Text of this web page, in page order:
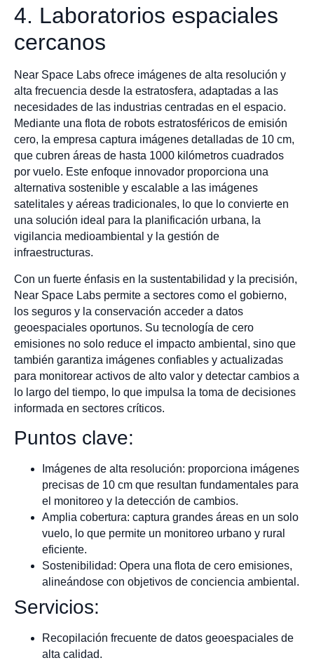
4. Laboratorios espaciales
cercanos
Near Space Labs ofrece imágenes de alta resolución y
alta frecuencia desde la estratosfera, adaptadas a las
necesidades de las industrias centradas en el espacio.
Mediante una flota de robots estratosféricos de emisión
cero, la empresa captura imágenes detalladas de 10 cm,
que cubren áreas de hasta 1000 kilómetros cuadrados
por vuelo. Este enfoque innovador proporciona una
alternativa sostenible y escalable a las imágenes
satelitales y aéreas tradicionales, lo que lo convierte en
una solución ideal para la planificación urbana, la
vigilancia medioambiental y la gestión de
infraestructuras.
Con un fuerte énfasis en la sustentabilidad y la precisión,
Near Space Labs permite a sectores como el gobierno,
los seguros y la conservación acceder a datos
geoespaciales oportunos. Su tecnología de cero
emisiones no solo reduce el impacto ambiental, sino que
también garantiza imágenes confiables y actualizadas
para monitorear activos de alto valor y detectar cambios a
lo largo del tiempo, lo que impulsa la toma de decisiones
informada en sectores críticos.
Puntos clave:
Imágenes de alta resolución: proporciona imágenes
precisas de 10 cm que resultan fundamentales para
el monitoreo y la detección de cambios.
Amplia cobertura: captura grandes áreas en un solo
vuelo, lo que permite un monitoreo urbano y rural
eficiente.
Sostenibilidad: Opera una flota de cero emisiones,
alineándose con objetivos de conciencia ambiental.
Servicios:
Recopilación frecuente de datos geoespaciales de
alta calidad.